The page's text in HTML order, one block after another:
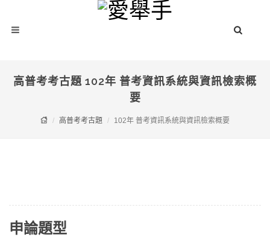
高普考考古題 102年 普考資訊系統與資訊檢索概
要
高普考考古題 102年 普考資訊系統與資訊檢索概要
申論題型